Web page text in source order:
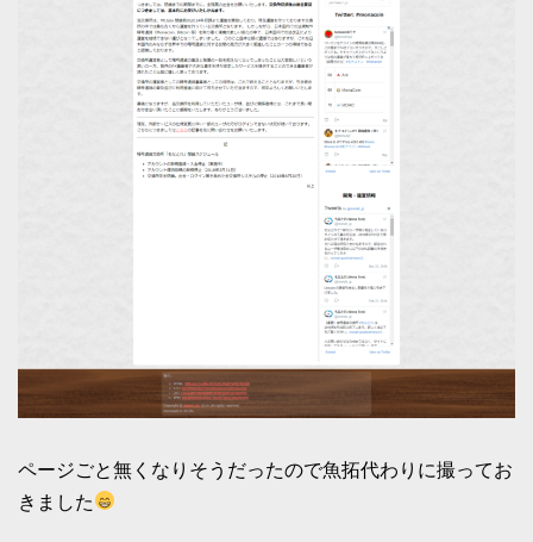
ページごと無くなりそうだったので魚拓代わりに撮ってお
きました